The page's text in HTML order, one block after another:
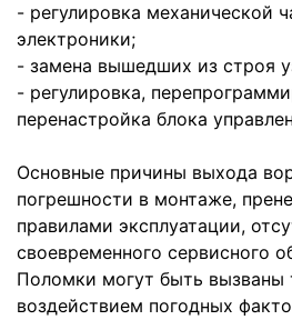
- регулировка механической
электроники;
- замена вышедших из строя
- регулировка,
перенастройка блока
Основные причины выхода
погрешности в монтаже,
правилами эксплуатации,
своевременного сервисного
Поломки могут быть вызваны
воздействием погодных